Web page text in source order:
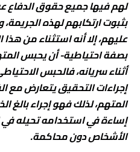
لهم فيها جميع حقوق
بثبوت ارتكابهم لهذه
عليهم، إلا أنه استثناء من
بصفة احتياطية- أن يحبس
أثناء سريانه، فالحبس
إجراءات التحقيق يتعارض مع
المتهم، لذلك فهو إجراء بالغ
إساءة في استخدامه تحيله
الأشخاص دون محاكمة.